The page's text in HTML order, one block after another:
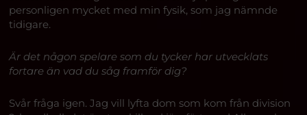
personligen mycket med min fysik, som jag nämnde
tidigare.
Är det någon spelare som du tycker har utvecklats
fortare än vad du såg framför dig?
Svår fråga igen. Jag vill lyfta dom som kom från division